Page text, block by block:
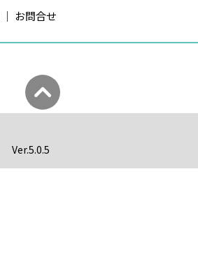
お問合せ
Ver.5.0.5